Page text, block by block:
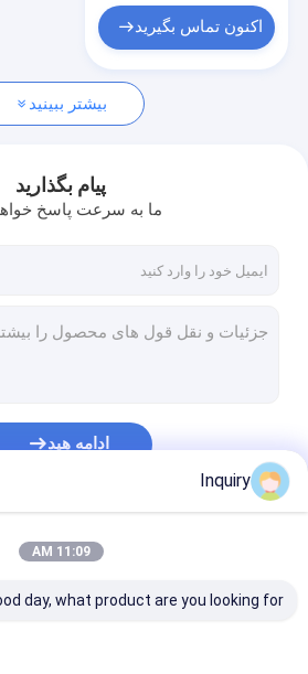
اکنون تماس بگیرید
بیشتر ببینید
پیام بگذارید
ما به سرعت پاسخ
ادامه هید
Inquiry
11:09 AM
day, what product are you looking for?